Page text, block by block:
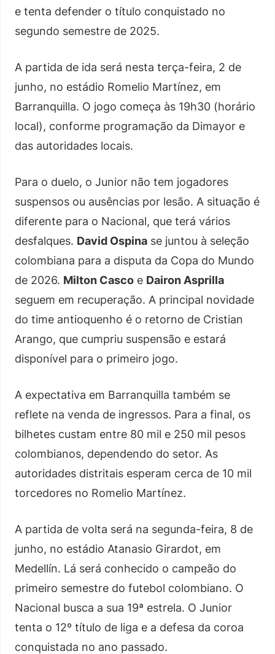
e tenta defender o título conquistado no
segundo semestre de 2025.
A partida de ida será nesta terça-feira, 2 de
junho, no estádio Romelio Martínez, em
Barranquilla. O jogo começa às 19h30 (horário
local), conforme programação da Dimayor e
das autoridades locais.
Para o duelo, o Junior não tem jogadores
suspensos ou ausências por lesão. A situação é
diferente para o Nacional, que terá vários
desfalques. David Ospina se juntou à seleção
colombiana para a disputa da Copa do Mundo
de 2026. Milton Casco e Dairon Asprilla
seguem em recuperação. A principal novidade
do time antioquenho é o retorno de Cristian
Arango, que cumpriu suspensão e estará
disponível para o primeiro jogo.
A expectativa em Barranquilla também se
reflete na venda de ingressos. Para a final, os
bilhetes custam entre 80 mil e 250 mil pesos
colombianos, dependendo do setor. As
autoridades distritais esperam cerca de 10 mil
torcedores no Romelio Martínez.
A partida de volta será na segunda-feira, 8 de
junho, no estádio Atanasio Girardot, em
Medellín. Lá será conhecido o campeão do
primeiro semestre do futebol colombiano. O
Nacional busca a sua 19ª estrela. O Junior
tenta o 12º título de liga e a defesa da coroa
conquistada no ano passado.